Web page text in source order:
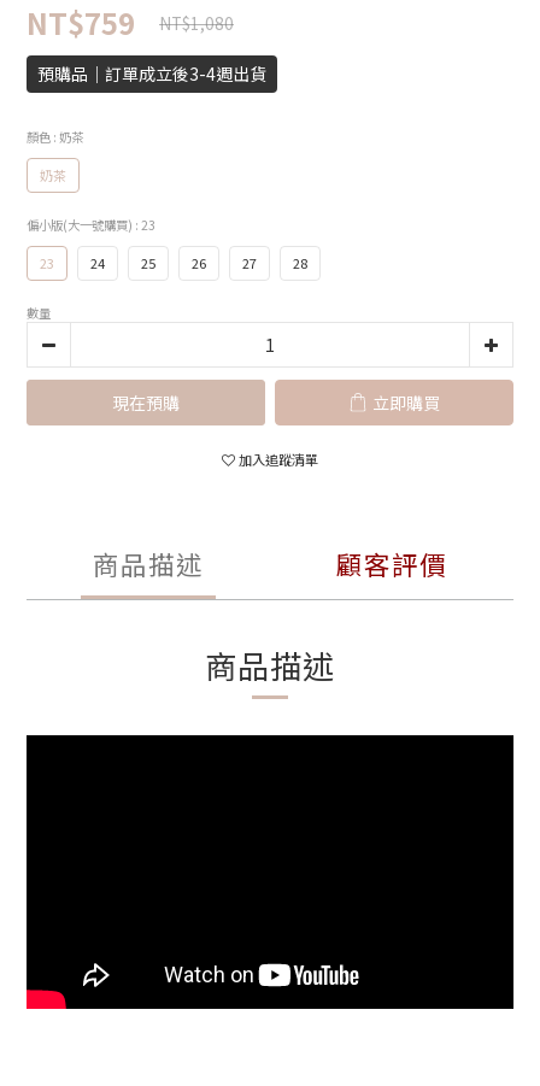
NT$759 NT$1,080
預購品｜訂單成立後3-4週出貨
顏色 : 奶茶
奶茶
偏小版(大一號購買) : 23
23 24 25 26 27 28
數量
現在預購 立即購買
加入追蹤清單
商品描述 顧客評價
商品描述